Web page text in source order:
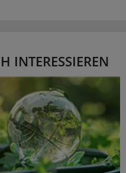
INTERESSIEREN